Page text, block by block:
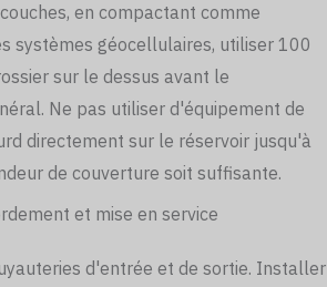
en compactant comme
systèmes géocellulaires, utiliser 100
sur le dessus avant le
Ne pas utiliser d'équipement de
directement sur le réservoir jusqu'à
de couverture soit suffisante.
et mise en service
d'entrée et de sortie. Installer